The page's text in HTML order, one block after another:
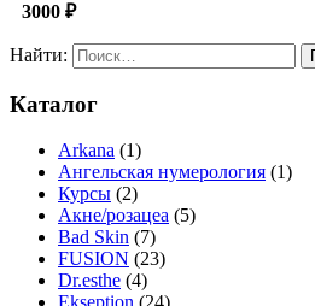
3000 ₽
Найти:
Каталог
Arkana (1)
Ангельская нумерология (1)
Курсы (2)
Акне/розацеа (5)
Bad Skin (7)
FUSION (23)
Dr.esthe (4)